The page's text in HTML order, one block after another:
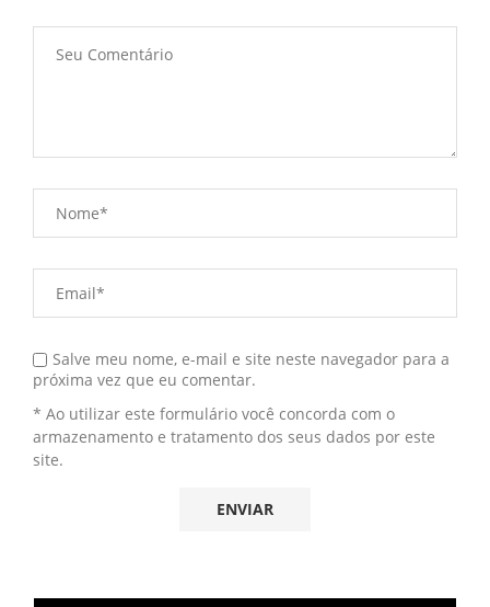
Salve meu nome, e-mail e site neste navegador para a
próxima vez que eu comentar.
* Ao utilizar este formulário você concorda com o
armazenamento e tratamento dos seus dados por este
site.